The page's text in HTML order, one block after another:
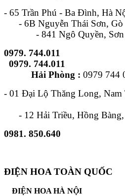
- 65 Trần Phú -
- 6B Nguyễn Thái Sơn,
- 841 Ngô Quyền, Sơn
0979. 744.011
0979. 744.011
Hải Phòng : 0979 744
- 01 Đại Lộ Thăng Long,
- 12 Hải Triều, Hồng Bàng,
0981. 850.640
ĐIỆN HOA TOÀN QUỐC
ĐIỆN HOA HÀ NỘI